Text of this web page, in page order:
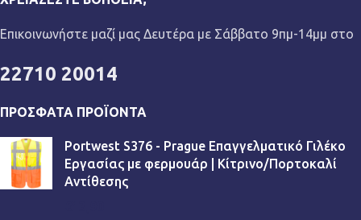
Επικοινωνήστε μαζί μας Δευτέρα με Σάββατο 9πμ-14μμ στο
22710 20014
ΠΡΌΣΦΑΤΑ ΠΡΟΪΌΝΤΑ
Portwest S376 - Prague Επαγγελματικό Γιλέκο
Εργασίας με φερμουάρ | Κίτρινο/Πορτοκαλί
Αντίθεσης